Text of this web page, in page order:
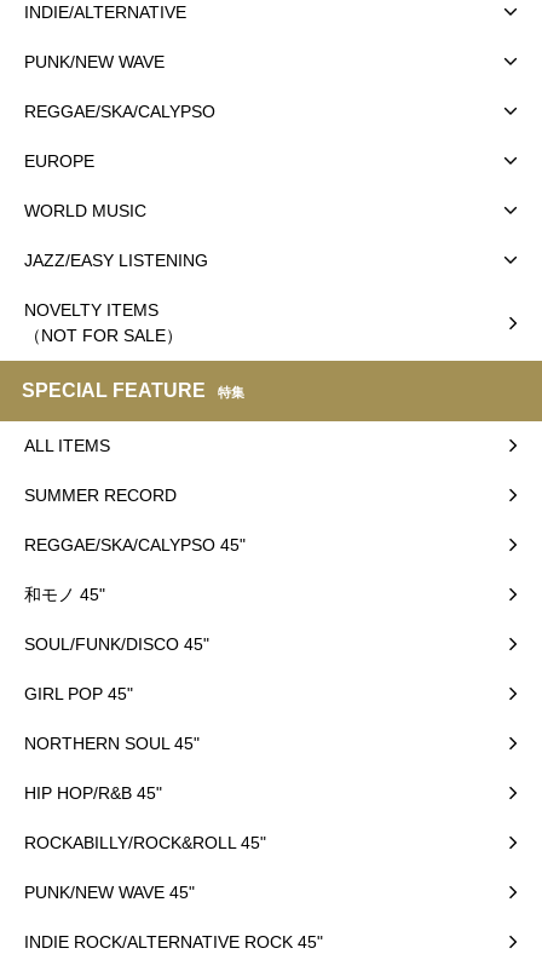
INDIE/ALTERNATIVE
PUNK/NEW WAVE
REGGAE/SKA/CALYPSO
EUROPE
WORLD MUSIC
JAZZ/EASY LISTENING
NOVELTY ITEMS
（NOT FOR SALE）
SPECIAL FEATURE 特集
ALL ITEMS
SUMMER RECORD
REGGAE/SKA/CALYPSO 45"
和モノ 45"
SOUL/FUNK/DISCO 45"
GIRL POP 45"
NORTHERN SOUL 45"
HIP HOP/R&B 45"
ROCKABILLY/ROCK&ROLL 45"
PUNK/NEW WAVE 45"
INDIE ROCK/ALTERNATIVE ROCK 45"